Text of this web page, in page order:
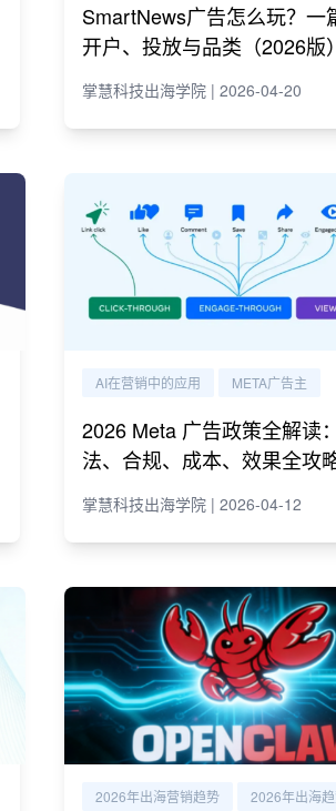
SmartNews广告怎么玩？一
开户、投放与品类（2026版）
掌慧科技出海学院 | 2026-04-20
AI在营销中的应用 META广告主
2026 Meta 广告政策全解读
法、合规、成本、效果全攻
掌慧科技出海学院 | 2026-04-12
2026年出海营销趋势 2026年出海